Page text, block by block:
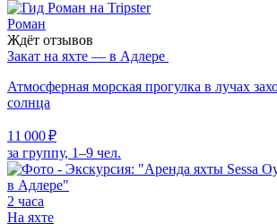
Роман
Ждёт отзывов
Закат на яхте — в Адлере
Атмосферная морская прогулка в лучах
солнца
11 000 ₽
за группу, 1–9 чел.
2 часа
На яхте